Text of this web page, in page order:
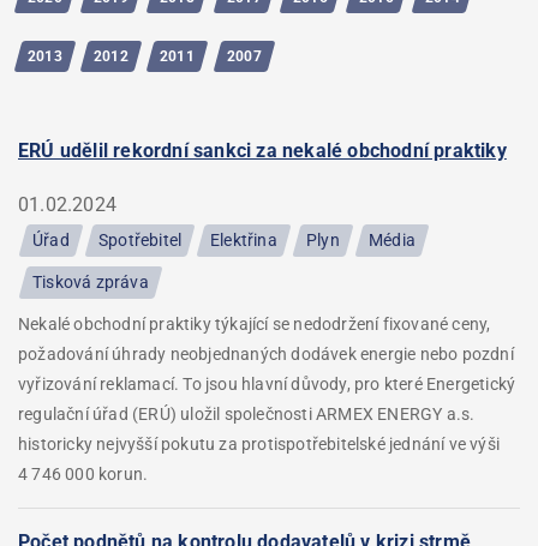
2013 2012 2011 2007
ERÚ udělil rekordní sankci za nekalé obchodní praktiky
01.02.2024
Úřad Spotřebitel Elektřina Plyn Média
Tisková zpráva
Nekalé obchodní praktiky týkající se nedodržení fixované ceny,
požadování úhrady neobjednaných dodávek energie nebo pozdní
vyřizování reklamací. To jsou hlavní důvody, pro které Energetický
regulační úřad (ERÚ) uložil společnosti ARMEX ENERGY a.s.
historicky nejvyšší pokutu za protispotřebitelské jednání ve výši
4 746 000 korun.